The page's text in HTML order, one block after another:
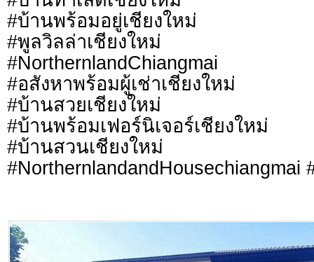
#บ้านพร้อมอยู่เชียงใหม่
#พูลวิลล่าเชียงใหม่
#NorthernlandChiangmai
#อสังหาพร้อมผู้เช่าเชียงใหม่
#บ้านสวยเชียงใหม่
#บ้านพร้อมเฟอร์นิเจอร์เชียงใหม่
#บ้านสวนเชียงใหม่
#NorthernlandandHousechiangmai